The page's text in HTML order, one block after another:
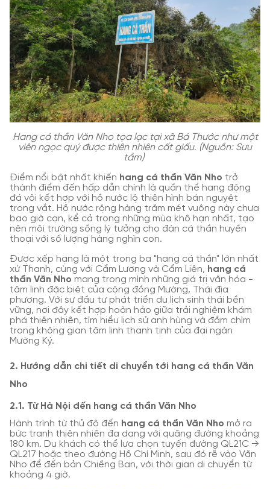
Hang cá thần Văn Nho tọa lạc tại xã Bá Thước như một
viên ngọc quý được thiên nhiên cất giấu. (Nguồn: Sưu
tầm)
Điểm nổi bật nhất khiến hang cá thần Văn Nho trở
thành điểm đến hấp dẫn chính là quần thể hang động
đá vôi kết hợp với hồ nước lộ thiên hình bán nguyệt
trong vắt. Hồ nước rộng hàng trăm mét vuông này chưa
bao giờ cạn, kể cả trong những mùa khô hạn nhất, tạo
nên môi trường sống lý tưởng cho đàn cá thần huyền
thoại với số lượng hàng nghìn con.
Được xếp hạng là một trong ba "hang cá thần" lớn nhất
xứ Thanh, cùng với Cẩm Lương và Cẩm Liên, hang cá
thần Văn Nho mang trong mình những giá trị văn hóa -
tâm linh đặc biệt của cộng đồng Mường, Thái địa
phương. Với sự đầu tư phát triển du lịch sinh thái bền
vững, nơi đây kết hợp hoàn hảo giữa trải nghiệm khám
phá thiên nhiên, tìm hiểu lịch sử anh hùng và đắm chìm
trong không gian tâm linh thanh tịnh của đại ngàn
Mường Ký.
2. Hướng dẫn chi tiết di chuyển tới hang cá thần Văn
Nho
2.1. Từ Hà Nội đến hang cá thần Văn Nho
Hành trình từ thủ đô đến hang cá thần Văn Nho mở ra
bức tranh thiên nhiên đa dạng với quãng đường khoảng
180 km. Du khách có thể lựa chọn tuyến đường QL21C →
QL217 hoặc theo đường Hồ Chí Minh, sau đó rẽ vào Văn
Nho để đến bản Chiềng Ban, với thời gian di chuyển từ
khoảng 4 giờ.